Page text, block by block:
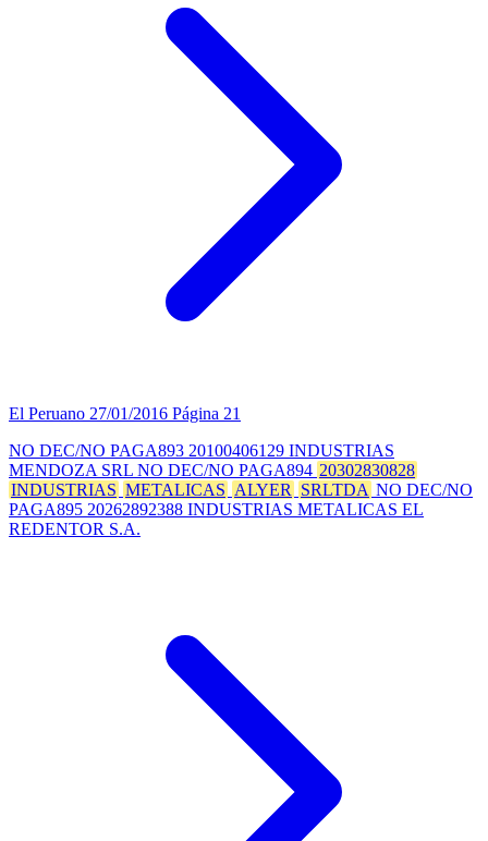
El Peruano 27/01/2016 Página 21
NO DEC/NO PAGA893 20100406129 INDUSTRIAS
MENDOZA SRL NO DEC/NO PAGA894 20302830828
INDUSTRIAS METALICAS ALYER SRLTDA NO DEC/NO
PAGA895 20262892388 INDUSTRIAS METALICAS EL
REDENTOR S.A.